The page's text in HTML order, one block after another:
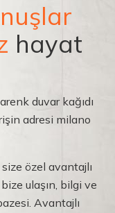
hayat
duvar kağıdı
adresi milano
size özel avantajlı
ulaşın, bilgi ve
Avantajlı